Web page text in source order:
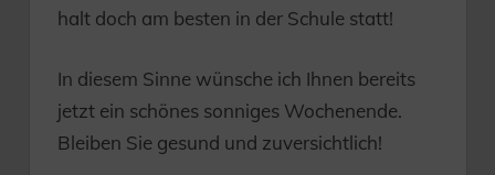
halt doch am besten in der Schule statt!
In diesem Sinne wünsche ich Ihnen bereits
jetzt ein schönes sonniges Wochenende.
Bleiben Sie gesund und zuversichtlich!